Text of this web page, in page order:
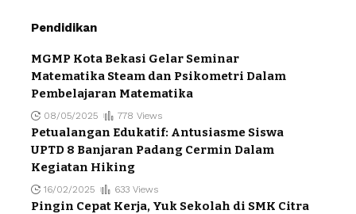
Pendidikan
MGMP Kota Bekasi Gelar Seminar
Matematika Steam dan Psikometri Dalam
Pembelajaran Matematika
08/05/2025 778 Views
Petualangan Edukatif: Antusiasme Siswa
UPTD 8 Banjaran Padang Cermin Dalam
Kegiatan Hiking
16/02/2025 633 Views
Pingin Cepat Kerja, Yuk Sekolah di SMK Citra